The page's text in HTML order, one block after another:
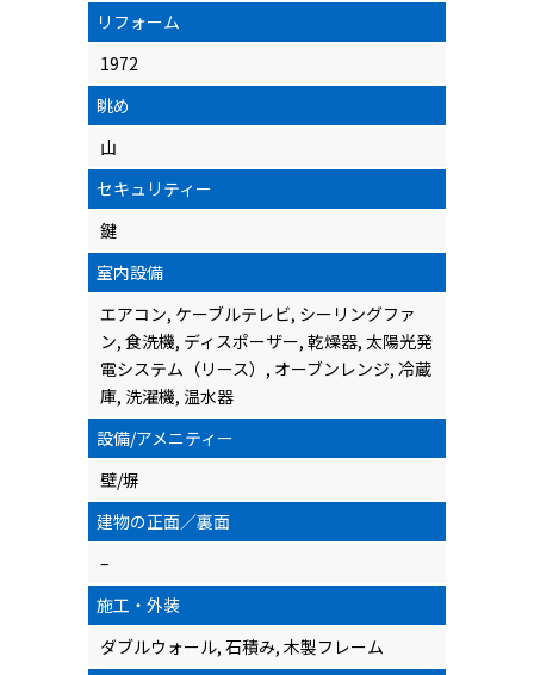
リフォーム
1972
眺め
山
セキュリティー
鍵
室内設備
エアコン, ケーブルテレビ, シーリングファ
ン, 食洗機, ディスポーザー, 乾燥器, 太陽光発
電システム（リース）, オーブンレンジ, 冷蔵
庫, 洗濯機, 温水器
設備/アメニティー
壁/塀
建物の正面／裏面
–
施工・外装
ダブルウォール, 石積み, 木製フレーム